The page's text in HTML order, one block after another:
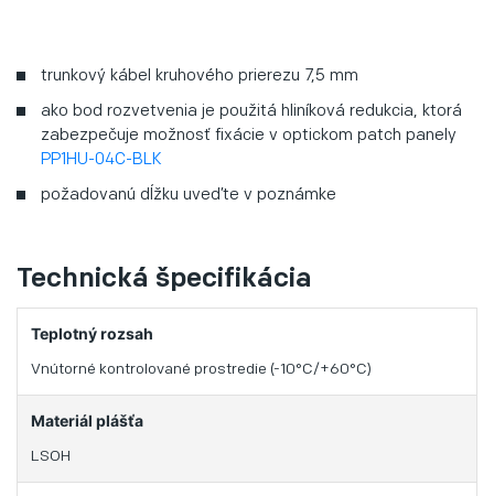
trunkový kábel kruhového prierezu 7,5 mm
ako bod rozvetvenia je použitá hliníková redukcia, ktorá
zabezpečuje možnosť fixácie v optickom patch panely
PP1HU-04C-BLK
požadovanú dĺžku uveďte v poznámke
Technická špecifikácia
Teplotný rozsah
Vnútorné kontrolované prostredie (-10°C/+60°C)
Materiál plášťa
LSOH